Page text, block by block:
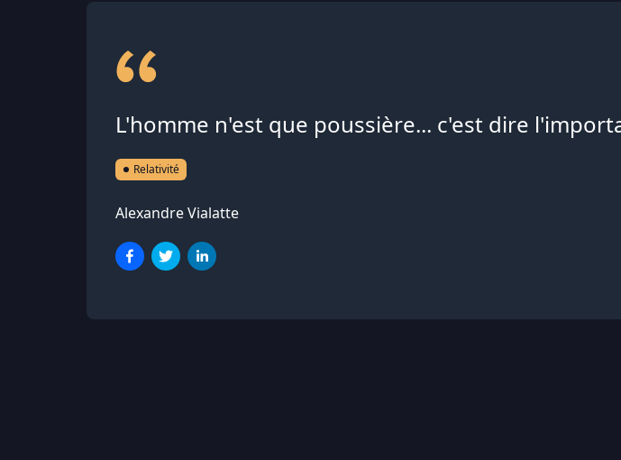
L'homme n'est que poussière... c'est dire
Relativité
Alexandre Vialatte